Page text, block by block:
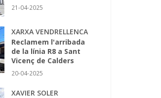
21-04-2025
XARXA VENDRELLENCA
Reclamem l'arribada
de la línia R8 a Sant
Vicenç de Calders
20-04-2025
XAVIER SOLER